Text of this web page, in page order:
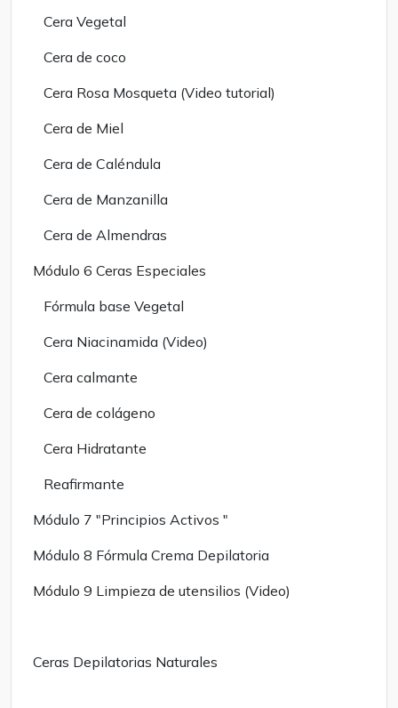
Cera Vegetal
Cera de coco
Cera Rosa Mosqueta (Video tutorial)
Cera de Miel
Cera de Caléndula
Cera de Manzanilla
Cera de Almendras
Módulo 6 Ceras Especiales
Fórmula base Vegetal
Cera Niacinamida (Video)
Cera calmante
Cera de colágeno
Cera Hidratante
Reafirmante
Módulo 7 "Principios Activos "
Módulo 8 Fórmula Crema Depilatoria
Módulo 9 Limpieza de utensilios (Video)
Ceras Depilatorias Naturales